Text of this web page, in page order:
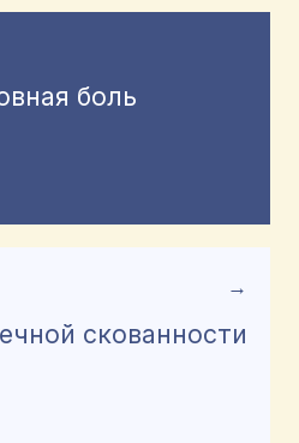
боль
→
скованности